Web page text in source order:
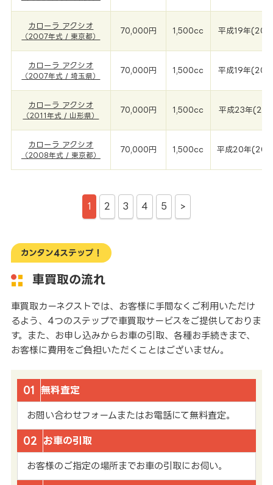
カローラ アクシオ
（2007年式 / 東京都）
70,000円 1,500cc 平成19年
カローラ アクシオ
（2007年式 / 埼玉県）
70,000円 1,500cc 平成19年
カローラ アクシオ
（2011年式 / 山形県）
70,000円 1,500cc 平成23年
カローラ アクシオ
（2008年式 / 東京都）
70,000円 1,500cc 平成20年
1 2 3 4 5 >
カンタン4ステップ！
車買取の流れ
車買取カーネクストでは、お客様に手間なくご利用いただけ
るよう、4つのステップで車買取サービスをご提供しておりま
す。また、お申し込みからお車の引取、各種お手続きまで、
お客様に費用をご負担いただくことはございません。
01 無料査定
お問い合わせフォームまたはお電話にて無料査定。
02 お車の引取
お客様のご指定の場所までお車の引取にお伺い。